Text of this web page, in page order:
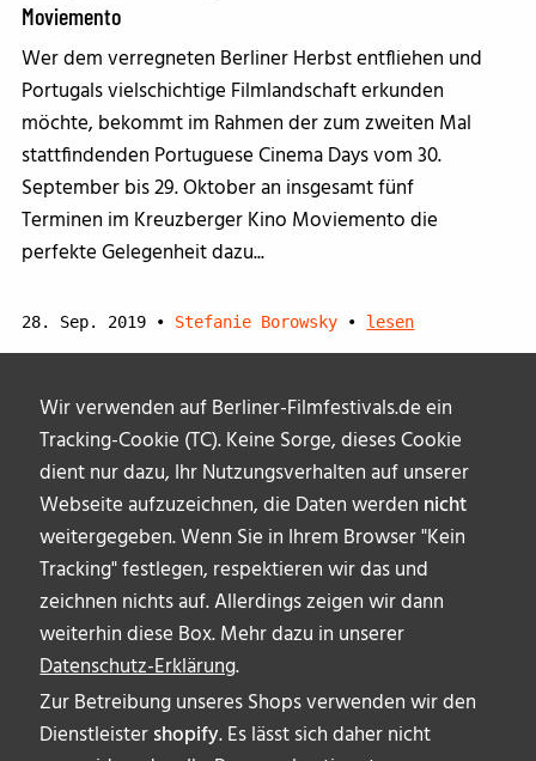
Wir verwenden auf Berliner-Filmfestivals.de ein
Tracking-Cookie (TC). Keine Sorge, dieses Cookie
dient nur dazu, Ihr Nutzungsverhalten auf unserer
Webseite aufzuzeichnen, die Daten werden nicht
weitergegeben. Wenn Sie in Ihrem Browser "Kein
Tracking" festlegen, respektieren wir das und
zeichnen nichts auf. Allerdings zeigen wir dann
weiterhin diese Box. Mehr dazu in unserer
Datenschutz-Erklärung.
Zur Betreibung unseres Shops verwenden wir den
Dienstleistershopify. Es lässt sich daher nicht
Moviemento
Wer dem verregneten Berliner Herbst entfliehen und
Portugals vielschichtige Filmlandschaft erkunden
möchte, bekommt im Rahmen der zum zweiten Mal
stattfindenden Portuguese Cinema Days vom 30.
September bis 29. Oktober an insgesamt fünf
Terminen im Kreuzberger Kino Moviemento die
perfekte Gelegenheit dazu...
28. Sep. 2019 • Stefanie Borowsky • lesen